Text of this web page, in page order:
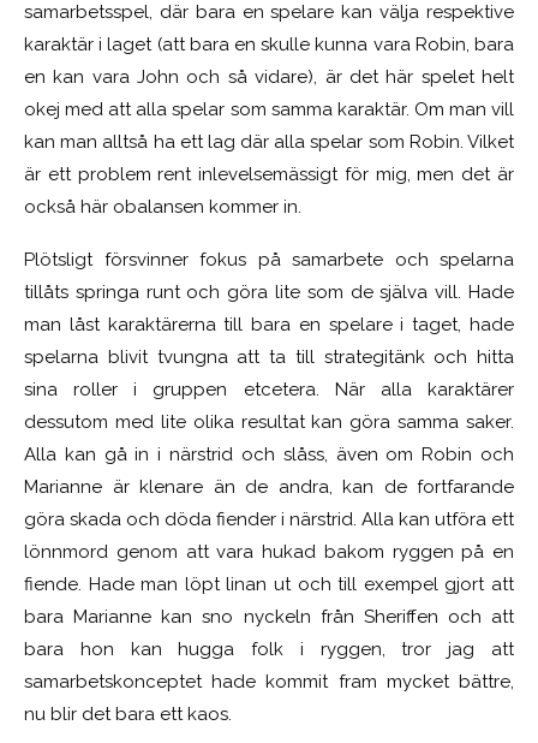
samarbetsspel, där bara en spelare kan välja respektive
karaktär i laget (att bara en skulle kunna vara Robin, bara
en kan vara John och så vidare), är det här spelet helt
okej med att alla spelar som samma karaktär. Om man vill
kan man alltså ha ett lag där alla spelar som Robin. Vilket
är ett problem rent inlevelsemässigt för mig, men det är
också här obalansen kommer in.
Plötsligt försvinner fokus på samarbete och spelarna
tillåts springa runt och göra lite som de själva vill. Hade
man låst karaktärerna till bara en spelare i taget, hade
spelarna blivit tvungna att ta till strategitänk och hitta
sina roller i gruppen etcetera. När alla karaktärer
dessutom med lite olika resultat kan göra samma saker.
Alla kan gå in i närstrid och slåss, även om Robin och
Marianne är klenare än de andra, kan de fortfarande
göra skada och döda fiender i närstrid. Alla kan utföra ett
lönnmord genom att vara hukad bakom ryggen på en
fiende. Hade man löpt linan ut och till exempel gjort att
bara Marianne kan sno nyckeln från Sheriffen och att
bara hon kan hugga folk i ryggen, tror jag att
samarbetskonceptet hade kommit fram mycket bättre,
nu blir det bara ett kaos.